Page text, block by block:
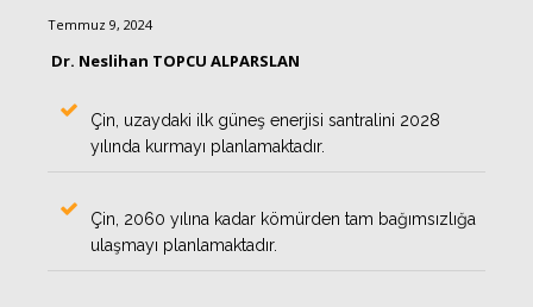
Temmuz 9, 2024
Dr. Neslihan TOPCU ALPARSLAN
Çin, uzaydaki ilk güneş enerjisi santralini 2028
yılında kurmayı planlamaktadır.
Çin, 2060 yılına kadar kömürden tam bağımsızlığa
ulaşmayı planlamaktadır.